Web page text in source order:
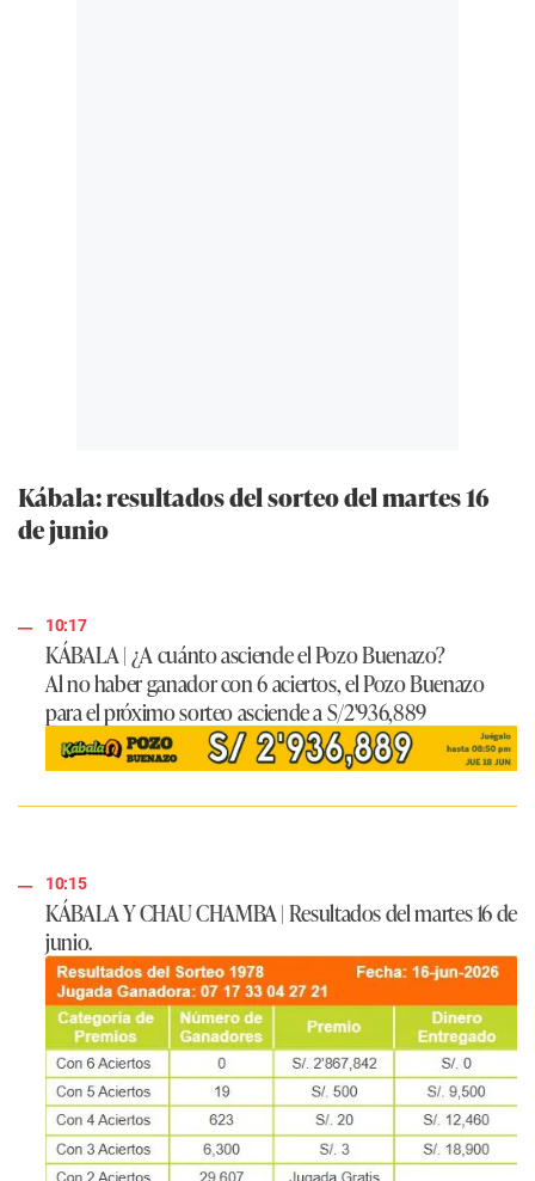
Kábala: resultados del sorteo del martes 16
de junio
10:17
KÁBALA|¿A cuánto asciende el Pozo Buenazo?
Al no haber ganador con 6 aciertos, el Pozo Buenazo
para el próximo sorteo asciende aS/2'936,889
10:15
KÁBALA Y CHAU CHAMBA|Resultados del martes 16 de
junio.